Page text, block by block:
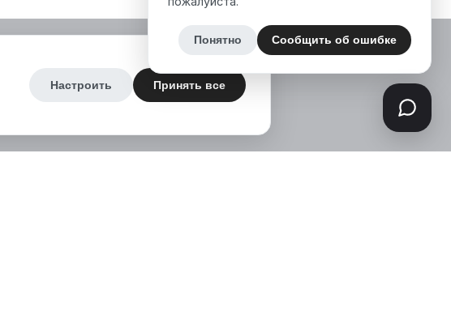
Настроить Принять все
Понятно Сообщить об ошибке